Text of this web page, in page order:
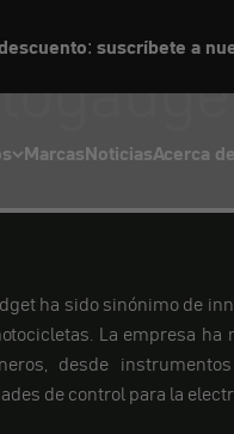
suscríbete a
MarcasNoticiasAcerca de
ha sido sinónimo de
La empresa ha
desde
de control para la